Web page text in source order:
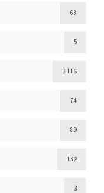
68
5
3 116
74
89
132
3